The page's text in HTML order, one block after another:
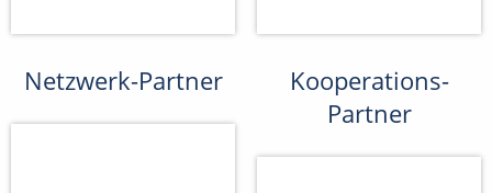
Netzwerk-Partner
Kooperations-
Partner